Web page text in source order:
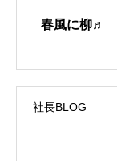
春風に柳♬
社長BLOG